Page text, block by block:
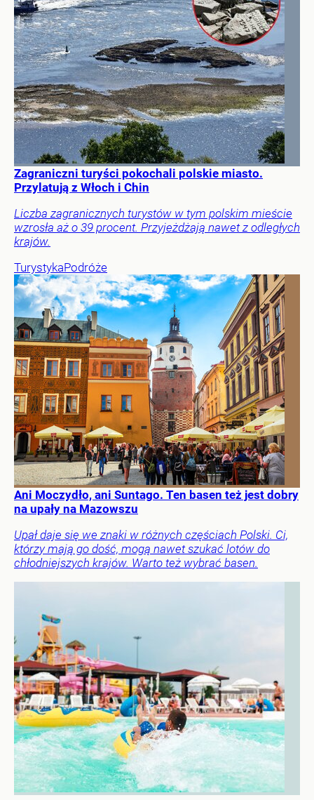
Zagraniczni turyści pokochali polskie miasto.
Przylatują z Włoch i Chin
Liczba zagranicznych turystów w tym polskim mieście
wzrosła aż o 39 procent. Przyjeżdżają nawet z odległych
krajów.
TurystykaPodróże
Ani Moczydło, ani Suntago. Ten basen też jest dobry
na upały na Mazowszu
Upał daje się we znaki w różnych częściach Polski. Ci,
którzy mają go dość, mogą nawet szukać lotów do
chłodniejszych krajów. Warto też wybrać basen.